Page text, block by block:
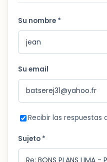
Su nombre *
Su email
Recibir las respuestas
Sujeto *